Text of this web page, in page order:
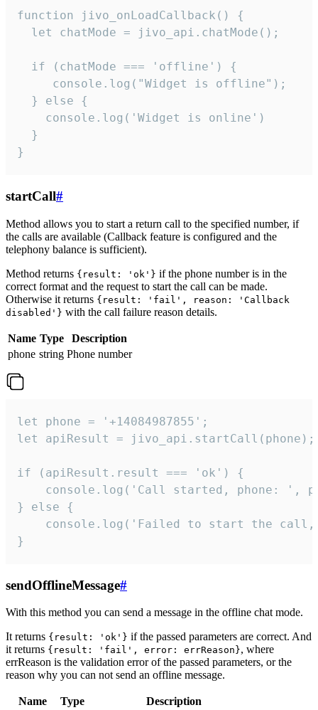
function jivo_onLoadCallback() {
  let chatMode = jivo_api.chatMode();
  if (chatMode === 'offline') {
     console.log("Widget is offline");
  } else {
    console.log('Widget is online')
  }
}
startCall#
Method allows you to start a return call to the specified number, if
the calls are available (Callback feature is configured and the
telephony balance is sufficient).
Method returns {result: 'ok'} if the phone number is in the
correct format and the request to start the call can be made.
Otherwise it returns {result: 'fail', reason: 'Callback
disabled'} with the call failure reason details.
Name Type
Description
phone string Phone number
let phone = '+14084987855';
let apiResult = jivo_api.startCall(phone);
if (apiResult.result === 'ok') {
console.log('Call started, phone: ',
} else {
console.log('Failed to start the
}
sendOfflineMessage#
With this method you can send a message in the offline chat mode.
It returns {result: 'ok'} if the passed parameters are correct. And
it returns {result: 'fail', error: errReason}, where
errReason is the validation error of the passed parameters, or the
reason why you can not send an offline message.
Name Type
Description